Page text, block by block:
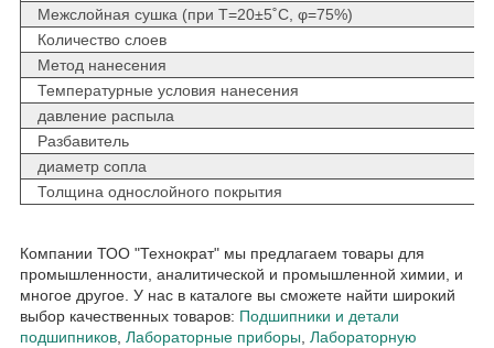
Межслойная сушка (при Т=20±5˚C, φ=75%)
Количество слоев
Метод нанесения
Температурные условия нанесения
давление распыла
Разбавитель
диаметр сопла
Толщина однослойного покрытия
Компании ТОО "Технократ" мы предлагаем товары для
промышленности, аналитической и промышленной химии, и
многое другое. У нас в каталоге вы сможете найти широкий
выбор качественных товаров: Подшипники и детали
подшипников, Лабораторные приборы, Лабораторную